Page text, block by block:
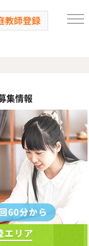
集情報